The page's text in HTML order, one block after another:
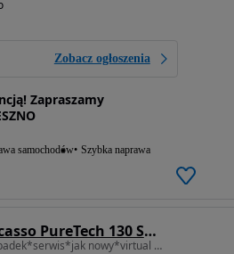
Zobacz ogłoszenia
Zapraszamy
samochodów Szybka naprawa
Citroën C4 Grand Picasso PureTech 130 Stop&Start SHINE
1199 cm3 • 130 KM • bezwypadek*serwis*jak nowy*virtual licznik*JEDZIE JAK NOWE